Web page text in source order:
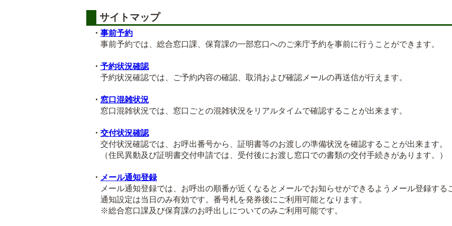
サイトマップ
・ 事前予約
事前予約では、総合窓口課、保育課の一部窓口へのご来庁予約を事前に行うことができます。
・ 予約状況確認
予約状況確認では、ご予約内容の確認、取消および確認メールの再送信が行えます。
・ 窓口混雑状況
窓口混雑状況では、窓口ごとの混雑状況をリアルタイムで確認することが出来ます。
・ 交付状況確認
交付状況確認では、お呼出番号から、証明書等のお渡しの準備状況を確認することが出来ます。
（住民異動及び証明書交付申請では、受付後にお渡し窓口での書類の交付手続きがあります。）
・ メール通知登録
メール通知登録では、お呼出の順番が近くなるとメールでお知らせができるようメール登録する
通知設定は当日のみ有効です。番号札を発券後にご利用可能となります。
※総合窓口課及び保育課のお呼出しについてのみご利用可能です。